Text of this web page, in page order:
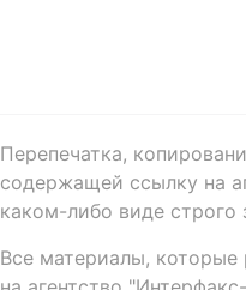
Перепечатка,
содержащей ссылку на
каком-либо виде строго
Все материалы,